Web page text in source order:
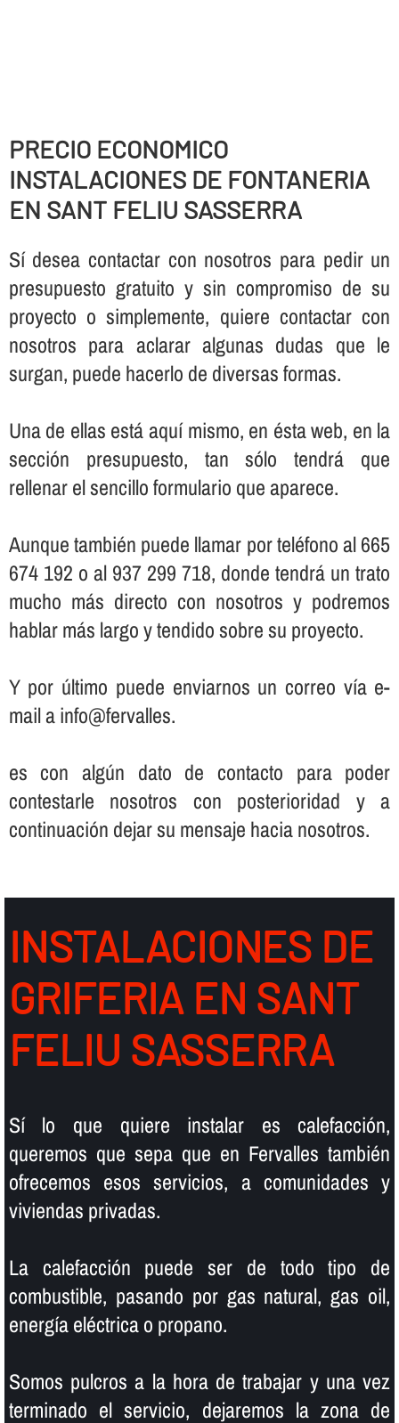
PRECIO ECONOMICO
INSTALACIONES DE FONTANERIA
EN SANT FELIU SASSERRA
Sí­ desea contactar con nosotros para pedir un
presupuesto gratuito y sin compromiso de su
proyecto o simplemente, quiere contactar con
nosotros para aclarar algunas dudas que le
surgan, puede hacerlo de diversas formas.
Una de ellas está aquí­ mismo, en ésta web, en la
sección presupuesto, tan sólo tendrá que
rellenar el sencillo formulario que aparece.
Aunque también puede llamar por teléfono al 665
674 192 o al 937 299 718, donde tendrá un trato
mucho más directo con nosotros y podremos
hablar más largo y tendido sobre su proyecto.
Y por último puede enviarnos un correo ví­a e-
mail a info@fervalles.
es con algún dato de contacto para poder
contestarle nosotros con posterioridad y a
continuación dejar su mensaje hacia nosotros.
INSTALACIONES DE
GRIFERIA EN SANT
FELIU SASSERRA
Sí­ lo que quiere instalar es calefacción,
queremos que sepa que en Fervalles también
ofrecemos esos servicios, a comunidades y
viviendas privadas.
La calefacción puede ser de todo tipo de
combustible, pasando por gas natural, gas oil,
energí­a eléctrica o propano.
Somos pulcros a la hora de trabajar y una vez
terminado el servicio, dejaremos la zona de